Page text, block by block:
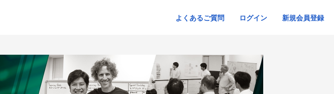
よくあるご質問 ログイン 新規会員登録